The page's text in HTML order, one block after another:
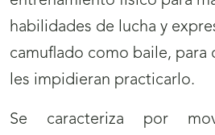
habilidades de lucha y
camuflado como baile, para
les impidieran practicarlo.
Se caracteriza por